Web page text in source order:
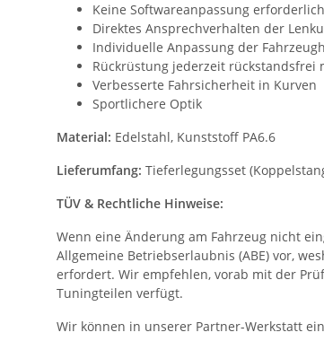
Keine Softwareanpassung erforderlich
Direktes Ansprechverhalten der
Individuelle Anpassung der
Rückrüstung jederzeit rückstandsfrei
Verbesserte Fahrsicherheit in Kurven
Sportlichere Optik
Material: Edelstahl, Kunststoff PA6.6
Lieferumfang: Tieferlegungsset
TÜV & Rechtliche Hinweise:
Wenn eine Änderung am Fahrzeug nicht
Allgemeine Betriebserlaubnis (ABE) vor,
erfordert. Wir empfehlen, vorab mit der
Tuningteilen verfügt.
Wir können in unserer Partner-Werkstatt